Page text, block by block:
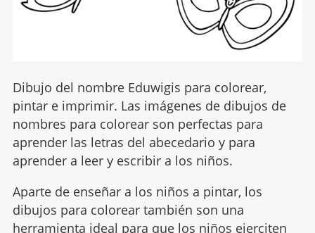
Dibujo del nombre Eduwigis para colorear,
pintar e imprimir. Las imágenes de dibujos de
nombres para colorear son perfectas para
aprender las letras del abecedario y para
aprender a leer y escribir a los niños.
Aparte de enseñar a los niños a pintar, los
dibujos para colorear también son una
herramienta ideal para que los niños ejerciten